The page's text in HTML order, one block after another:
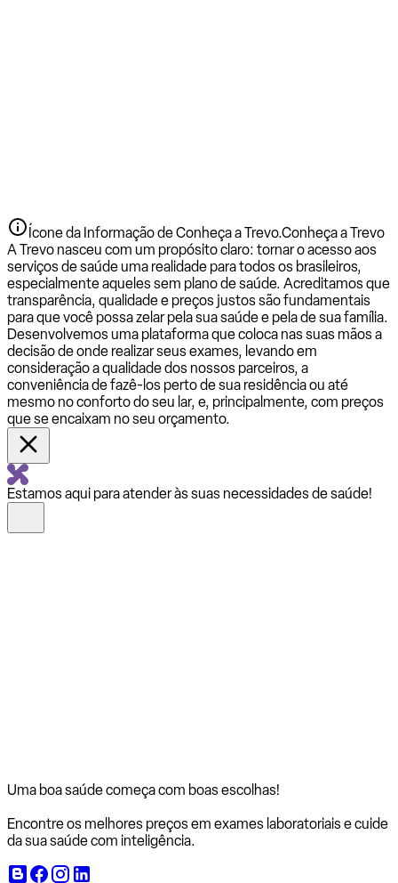
Ícone da Informação de Conheça a Trevo.Conheça a Trevo
A Trevo nasceu com um propósito claro: tornar o acesso aos
serviços de saúde uma realidade para todos os brasileiros,
especialmente aqueles sem plano de saúde. Acreditamos que
transparência, qualidade e preços justos são fundamentais
para que você possa zelar pela sua saúde e pela de sua família.
Desenvolvemos uma plataforma que coloca nas suas mãos a
decisão de onde realizar seus exames, levando em
consideração a qualidade dos nossos parceiros, a
conveniência de fazê-los perto de sua residência ou até
mesmo no conforto do seu lar, e, principalmente, com preços
que se encaixam no seu orçamento.
Estamos aqui para atender às suas necessidades de saúde!
Uma boa saúde começa com boas escolhas!
Encontre os melhores preços em exames laboratoriais e cuide
da sua saúde com inteligência.